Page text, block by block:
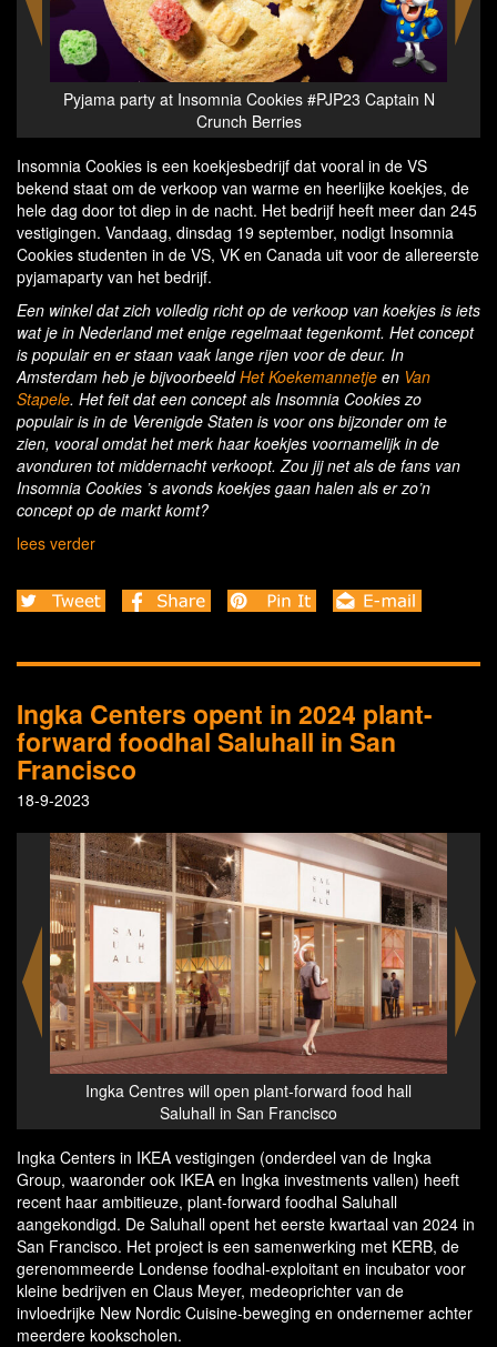
#PJP23 Captain N
Pyjama party at Insomnia Cookies #PJP23
Insomnia Cookies is een koekjesbedrijf dat vooral in de VS
bekend staat om de verkoop van warme en heerlijke koekjes, de
hele dag door tot diep in de nacht. Het bedrijf heeft meer dan 245
vestigingen. Vandaag, dinsdag 19 september, nodigt Insomnia
Cookies studenten in de VS, VK en Canada uit voor de allereerste
pyjamaparty van het bedrijf.
Een winkel dat zich volledig richt op de verkoop van koekjes is iets
wat je in Nederland met enige regelmaat tegenkomt. Het concept
is populair en er staan vaak lange rijen voor de deur. In
Amsterdam heb je bijvoorbeeldHet Koekemannetje en Van
Stapele. Het feit dat een concept als Insomnia Cookies zo
populair is in de Verenigde Staten is voor ons bijzonder om te
zien, vooral omdat het merk haar koekjes voornamelijk in de
avonduren tot middernacht verkoopt. Zou jij net als de fans van
Insomnia Cookies ’s avonds koekjes gaan halen als er zo’n
concept op de markt komt?
lees verder
Ingka Centers opent in 2024 plant-
forward foodhal Saluhall in San
Francisco
18-9-2023
forward food hall
Ingka Centres will open plant-forward
Saluhall in San Francisco
Ingka Centers in IKEA vestigingen (onderdeel van de Ingka
Group, waaronder ook IKEA en Ingka investments vallen) heeft
recent haar ambitieuze, plant-forward foodhal Saluhall
aangekondigd. De Saluhall opent het eerste kwartaal van 2024 in
San Francisco. Het project is een samenwerking met KERB, de
gerenommeerde Londense foodhal-exploitant en incubator voor
kleine bedrijven en Claus Meyer, medeoprichter van de
invloedrijke New Nordic Cuisine-beweging en ondernemer achter
meerdere kookscholen.